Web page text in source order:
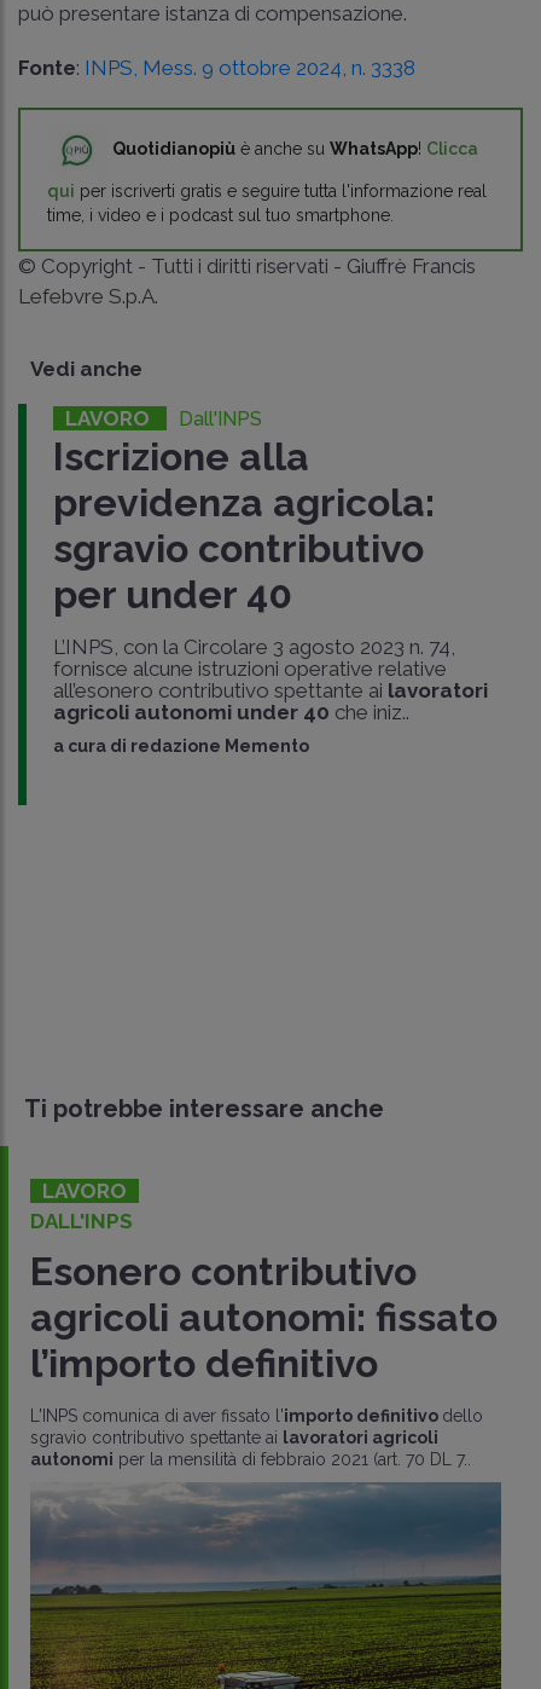
può presentare istanza di compensazione.
Fonte: INPS, Mess. 9 ottobre 2024, n. 3338
Quotidianopiù è anche su WhatsApp! Clicca
qui per iscriverti gratis e seguire tutta l'informazione real
time, i video e i podcast sul tuo smartphone.
© Copyright - Tutti i diritti riservati - Giuffrè Francis
Lefebvre S.p.A.
Vedi anche
LAVORO Dall'INPS
Iscrizione alla
previdenza agricola:
sgravio contributivo
per under 40
L’INPS, con la Circolare 3 agosto 2023 n. 74,
fornisce alcune istruzioni operative relative
all’esonero contributivo spettante ai lavoratori
agricoli autonomi under 40 che iniz..
a cura di redazione Memento
Ti potrebbe interessare anche
LAVORO
DALL'INPS
Esonero contributivo
agricoli autonomi: fissato
l’importo definitivo
L'INPS comunica di aver fissato l'importo definitivo dello
sgravio contributivo spettante ai lavoratori agricoli
autonomi per la mensilità di febbraio 2021 (art. 70 DL 7..